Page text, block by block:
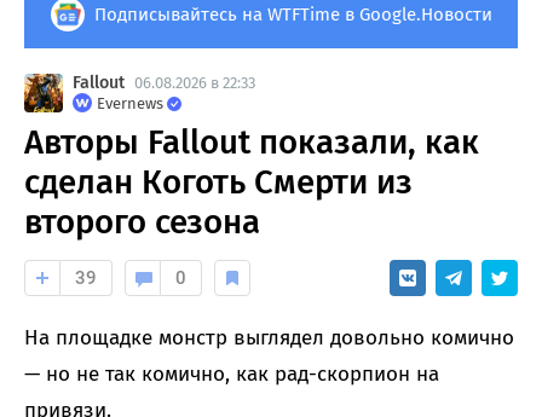
Подписывайтесь на WTFTime в Google.Новости
Fallout 06.08.2026 в 22:33
Evernews
Авторы Fallout показали, как
сделан Коготь Смерти из
второго сезона
39 0
На площадке монстр выглядел довольно комично
— но не так комично, как рад-скорпион на
привязи.